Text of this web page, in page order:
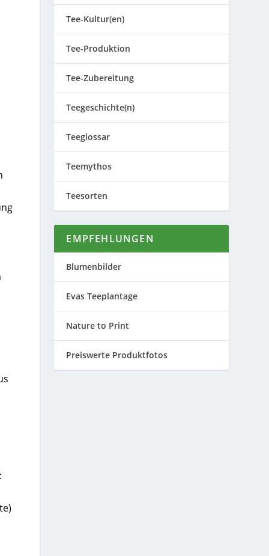
Tee-Kultur(en)
Tee-Produktion
Tee-Zubereitung
Teegeschichte(n)
Teeglossar
Teemythos
Teesorten
EMPFEHLUNGEN
Blumenbilder
Evas Teeplantage
Nature to Print
Preiswerte Produktfotos